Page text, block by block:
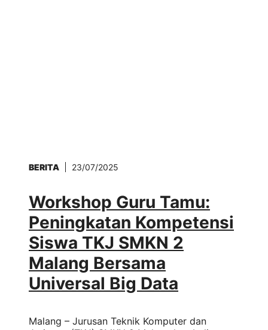
BERITA 23/07/2025
Workshop Guru Tamu:
Peningkatan Kompetensi
Siswa TKJ SMKN 2
Malang Bersama
Universal Big Data
Malang – Jurusan Teknik Komputer dan